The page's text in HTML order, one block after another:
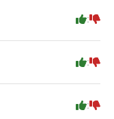
:
:
: